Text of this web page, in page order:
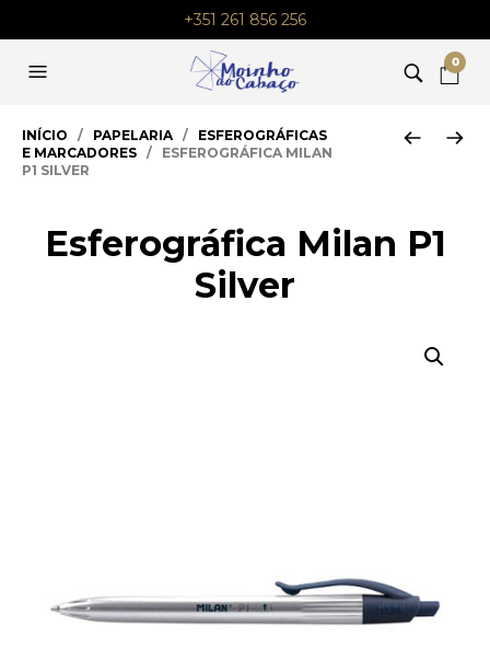
+351 261 856 256
0
INÍCIO / PAPELARIA/ ESFEROGRÁFICAS
E MARCADORES / ESFEROGRÁFICA MILAN
P1 SILVER
Esferográfica Milan P1
Silver